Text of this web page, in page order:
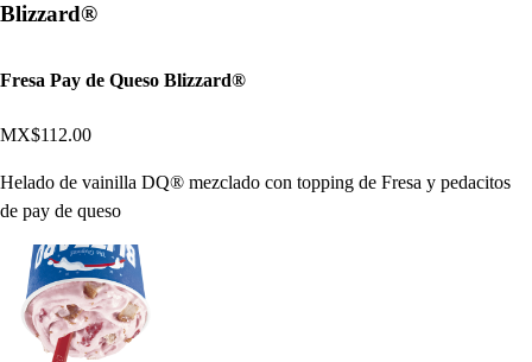
Blizzard®
Fresa Pay de Queso Blizzard®
MX$112.00
Helado de vainilla DQ® mezclado con topping de Fresa y pedacitos
de pay de queso